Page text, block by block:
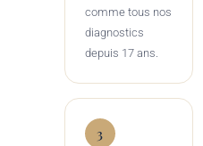
comme tous nos
diagnostics
depuis 17 ans.
3